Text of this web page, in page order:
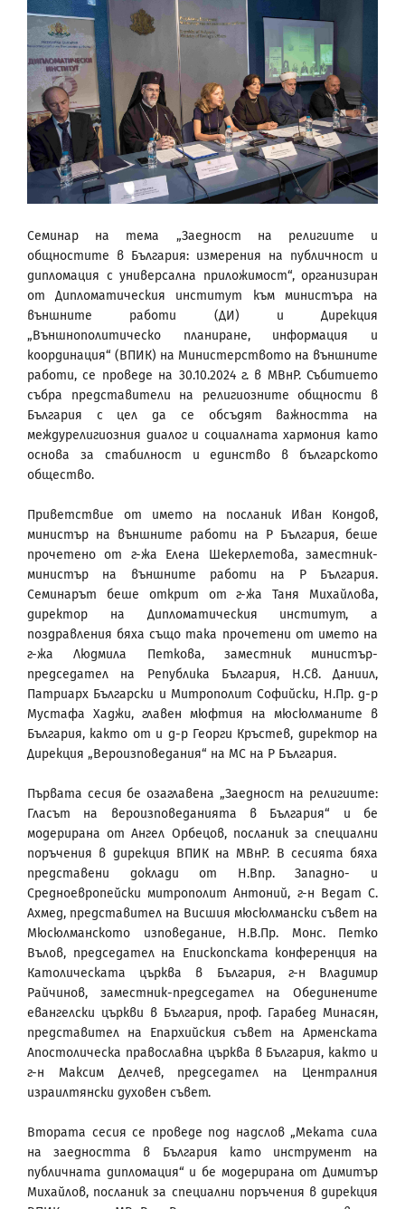
Семинар на тема „Заедност на религиите и
общностите в България: измерения на публичност и
дипломация с универсална приложимост“, организиран
от Дипломатическия институт към министъра на
външните работи (ДИ) и Дирекция
„Външнополитическо планиране, информация и
координация“ (ВПИК) на Министерството на външните
работи, се проведе на 30.10.2024 г. в МВнР. Събитието
събра представители на религиозните общности в
България с цел да се обсъдят важността на
междурелигиозния диалог и социалната хармония като
основа за стабилност и единство в българското
общество.
Приветствие от името на посланик Иван Кондов,
министър на външните работи на Р България, беше
прочетено от г-жа Елена Шекерлетова, заместник-
министър на външните работи на Р България.
Семинарът беше открит от г-жа Таня Михайлова,
директор на Дипломатическия институт, а
поздравления бяха също така прочетени от името на
г-жа Людмила Петкова, заместник министър-
председател на Република България, Н.Св. Даниил,
Патриарх Български и Митрополит Софийски, Н.Пр. д-р
Мустафа Хаджи, главен мюфтия на мюсюлманите в
България, както от и д-р Георги Кръстев, директор на
Дирекция „Вероизповедания“ на МС на Р България.
Първата сесия бе озаглавена „Заедност на религиите:
Гласът на вероизповеданията в България“ и бе
модерирана от Ангел Орбецов, посланик за специални
поръчения в дирекция ВПИК на МВнР. В сесията бяха
представени доклади от Н.Впр. Западно- и
Средноевропейски митрополит Антоний, г-н Ведат С.
Ахмед, представител на Висшия мюсюлмански съвет на
Мюсюлманското изповедание, Н.В.Пр. Монс. Петко
Вълов, председател на Епископската конференция на
Католическата църква в България, г-н Владимир
Райчинов, заместник-председател на Обединените
евангелски църкви в България, проф. Гарабед Минасян,
представител на Епархийския съвет на Арменската
Апостолическа православна църква в България, както и
г-н Максим Делчев, председател на Централния
израилтянски духовен съвет.
Втората сесия се проведе под надслов „Меката сила
на заедността в България като инструмент на
публичната дипломация“ и бе модерирана от Димитър
Михайлов, посланик за специални поръчения в дирекция